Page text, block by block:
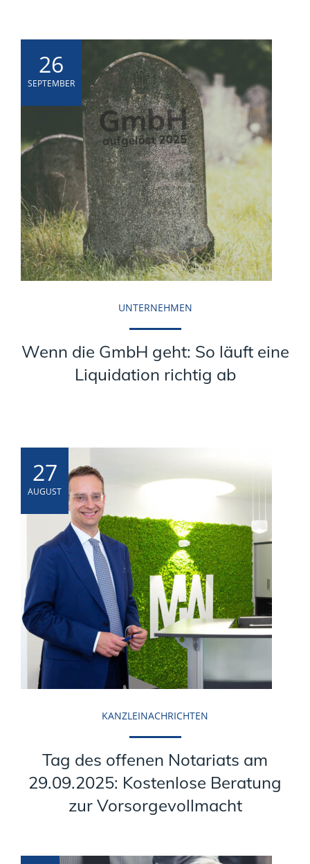
26
SEPTEMBER
UNTERNEHMEN
Wenn die GmbH geht: So läuft eine
Liquidation richtig ab
27
AUGUST
KANZLEINACHRICHTEN
Tag des offenen Notariats am
29.09.2025: Kostenlose Beratung
zur Vorsorgevollmacht